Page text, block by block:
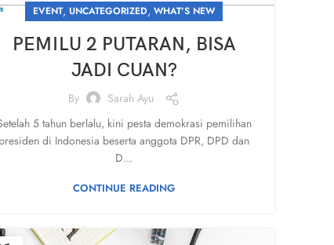
EVENT, UNCATEGORIZED, WHAT'S NEW
PEMILU 2 PUTARAN, BISA
JADI CUAN?
By
Sarah Ayu
5 tahun berlalu, kini pesta demokrasi pemilihan
presiden di Indonesia beserta anggota DPR, DPD dan
D...
CONTINUE READING